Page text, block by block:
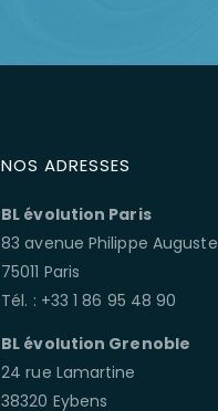
NOS ADRESSES
BL évolution Paris
83 avenue Philippe Auguste
75011 Paris
Tél. : +33 1 86 95 48 90
BL évolution Grenoble
24 rue Lamartine
38320 Eybens